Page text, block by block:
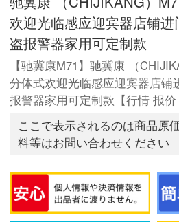
欢迎光临感应迎宾器店铺
盗报警器家用可定制款
【驰冀康M71】驰冀康 （
分体式欢迎光临感应迎宾器店铺
报警器家用可定制款【行情 报
ここで表示されるのは商品原
料等はお問い合わせください